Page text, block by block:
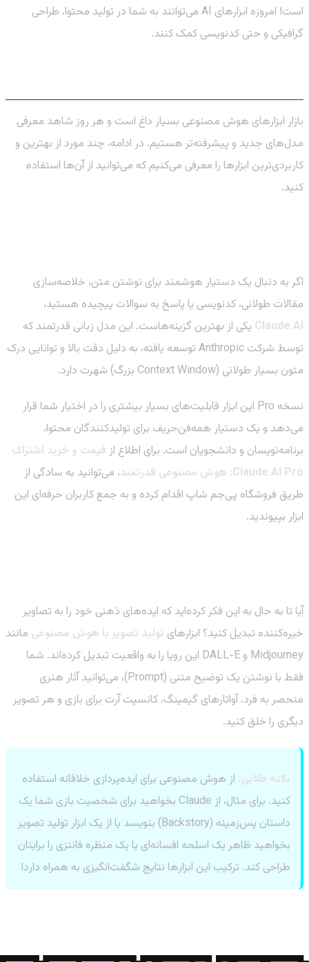
است! امروزه ابزارهای AI می‌توانند به شما در تولید محتوا، طراحی
گرافیکی و حتی کدنویسی کمک کنند.
بازار ابزارهای هوش مصنوعی بسیار داغ است و هر روز شاهد معرفی
مدل‌های جدید و پیشرفته‌تر هستیم. در ادامه، چند مورد از بهترین و
کاربردی‌ترین ابزارها را معرفی می‌کنیم که می‌توانید از آن‌ها استفاده
کنید.
اگر به دنبال یک دستیار هوشمند برای نوشتن متن، خلاصه‌سازی
مقالات طولانی، کدنویسی یا پاسخ به سوالات پیچیده هستید،
Claude AI یکی از بهترین گزینه‌هاست. این مدل زبانی قدرتمند که
توسط شرکت Anthropic توسعه یافته، به دلیل دقت بالا و توانایی درک
متون بسیار طولانی (Context Window بزرگ) شهرت دارد.
نسخه Pro این ابزار قابلیت‌های بسیار بیشتری را در اختیار شما قرار
می‌دهد و یک دستیار همه‌فن‌حریف برای تولیدکنندگان محتوا،
برنامه‌نویسان و دانشجویان است. برای اطلاع از قیمت و خرید اشتراک
Claude AI Pro: هوش مصنوعی قدرتمند
، می‌توانید به سادگی از
طریق فروشگاه پی‌جم شاپ اقدام کرده و به جمع کاربران حرفه‌ای این
ابزار بپیوندید.
آیا تا به حال به این فکر کرده‌اید که ایده‌های ذهنی خود را به تصاویر
خیره‌کننده تبدیل کنید؟ ابزارهای تولید تصویر با هوش مصنوعی مانند
Midjourney و DALL-E این رویا را به واقعیت تبدیل کرده‌اند. شما
فقط با نوشتن یک توضیح متنی (Prompt)، می‌توانید آثار هنری
منحصر به فرد، آواتارهای گیمینگ، کانسپت آرت برای بازی و هر تصویر
دیگری را خلق کنید.
نکته طلایی: از هوش مصنوعی برای ایده‌پردازی خلاقانه استفاده
کنید. برای مثال، از Claude بخواهید برای شخصیت بازی شما یک
داستان پس‌زمینه (Backstory) بنویسد یا از یک ابزار تولید تصویر
بخواهید ظاهر یک اسلحه افسانه‌ای یا یک منظره فانتزی را برایتان
طراحی کند. ترکیب این ابزارها نتایج شگفت‌انگیزی به همراه دارد!
پی‌جم شاپ تهیه کنیم؟